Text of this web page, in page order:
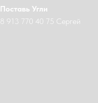
Поставь Угли
8 913 770 40 75 Сергей